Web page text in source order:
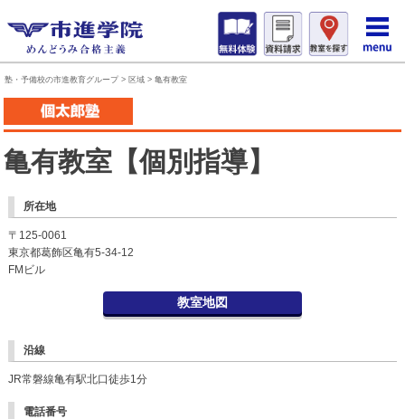
塾・予備校の市進教育グループ> 区域 > 亀有教室
亀有教室【個別指導】
所在地
〒125-0061
東京都葛飾区亀有5-34-12
FMビル
教室地図
沿線
JR常磐線亀有駅北口徒歩1分
電話番号